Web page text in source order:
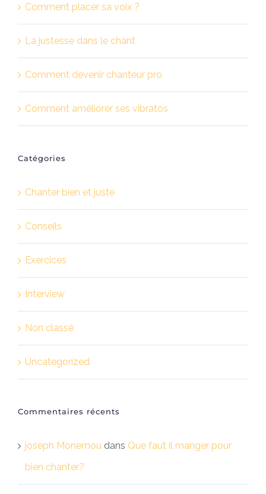
Comment placer sa voix ?
La justesse dans le chant
Comment devenir chanteur pro
Comment améliorer ses vibratos
Catégories
Chanter bien et juste
Conseils
Exercices
Interview
Non classé
Uncategorized
Commentaires récents
joseph Monemou dans Que faut il manger pour
bien chanter?